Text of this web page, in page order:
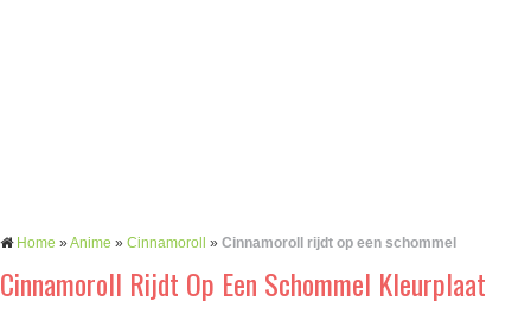
Home »Anime » Cinnamoroll » Cinnamoroll rijdt op een schommel
Cinnamoroll Rijdt Op Een Schommel Kleurplaat